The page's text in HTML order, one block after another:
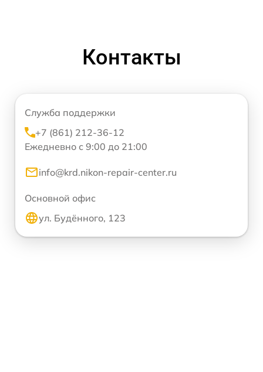
Контакты
Служба поддержки
+7 (861) 212-36-12
Ежедневно с 9:00 до 21:00
info@krd.nikon-repair-center.ru
Основной офис
ул. Будённого, 123